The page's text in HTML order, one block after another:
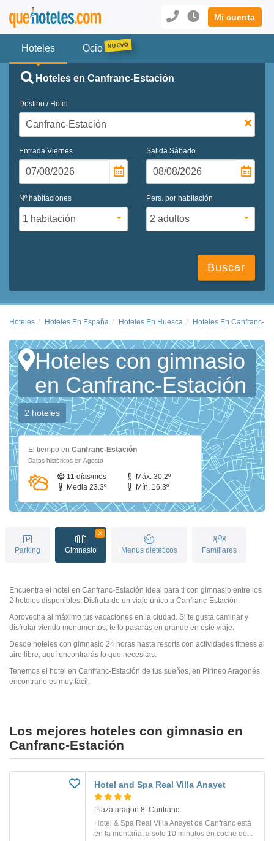
Mi cuenta
Hoteles Ocio
Hoteles en Canfranc-Estación
Destino / Hotel
Entrada Viernes Salida Sábado
Nº habitaciones Pers. por habitación
Buscar
Hoteles Hoteles En España Hoteles En Huesca Hoteles En Canfranc-
Hoteles con gimnasio
en Canfranc-Estación
2 hoteles
El tiempo en Canfranc-Estación
Datos históricos en Agosto
11 días/mes
Máx. 30.2º
Media 23.3º
Mín. 16.3º
Parking Gimnasio Menús dietéticos Familiares
Encuentra el hotel en Canfranc-Estación ideal para ti con gimnasio entre los
2 hoteles disponibles. Disfruta de un viaje único a Canfranc-Estación.
Aprovecha al máximo tus vacaciones en la ciudad. Si te gusta caminar y
disfrutar viendo monumentos, te lo pasarás en grande en este viaje.
Desde hoteles con gimnasio 24 horas hasta resorts con actividades fitness al
aire libre, aquí encontrarás lo que necesitas.
Tenemos el hotel en Canfranc-Estación de tus sueños, en Pirineo Aragonés,
encontrarlo es muy fácil.
Los mejores hoteles con gimnasio en
Canfranc-Estación
Hotel and Spa Real Villa Anayet
Plaza aragon 8. Canfranc
Hotel & Spa Real Villa Anayet de Canfranc está
en la montaña, a solo 10 minutos en coche de...